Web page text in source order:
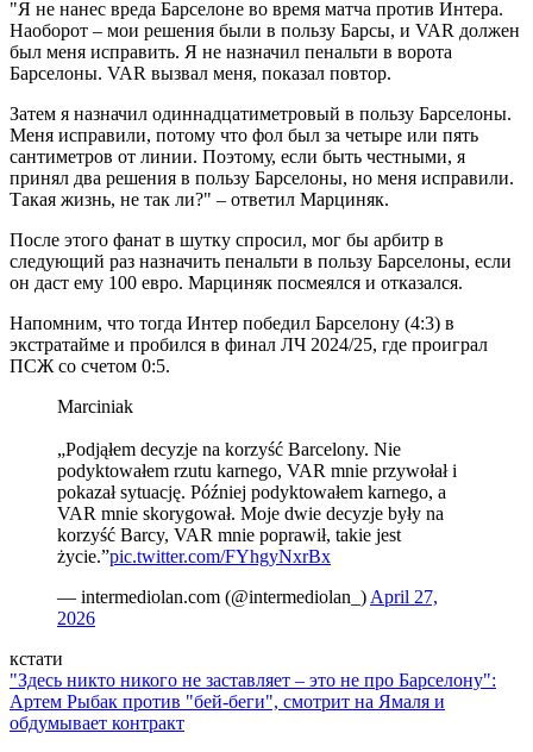
"Я не нанес вреда Барселоне во время матча против Интера.
Наоборот – мои решения были в пользу Барсы, и VAR должен
был меня исправить. Я не назначил пенальти в ворота
Барселоны. VAR вызвал меня, показал повтор.
Затем я назначил одиннадцатиметровый в пользу Барселоны.
Меня исправили, потому что фол был за четыре или пять
сантиметров от линии. Поэтому, если быть честными, я
принял два решения в пользу Барселоны, но меня исправили.
Такая жизнь, не так ли?" – ответил Марциняк.
После этого фанат в шутку спросил, мог бы арбитр в
следующий раз назначить пенальти в пользу Барселоны, если
он даст ему 100 евро. Марциняк посмеялся и отказался.
Напомним, что тогда Интер победил Барселону (4:3) в
экстратайме и пробился в финал ЛЧ 2024/25, где проиграл
ПСЖ со счетом 0:5.
️Marciniak
„Podjąłem decyzje na korzyść Barcelony. Nie
podyktowałem rzutu karnego, VAR mnie przywołał i
pokazał sytuację. Później podyktowałem karnego, a
VAR mnie skorygował. Moje dwie decyzje były na
korzyść Barcy, VAR mnie poprawił, takie jest
życie.”pic.twitter.com/FYhgyNxrBx
— intermediolan.com (@intermediolan_) April 27,
2026
кстати
"Здесь никто никого не заставляет – это не про Барселону":
Артем Рыбак против "бей-беги", смотрит на Ямаля и
обдумывает контракт